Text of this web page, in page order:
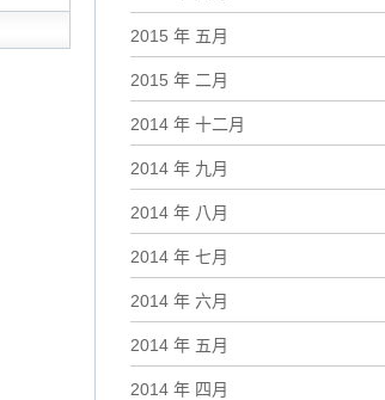
2015 年 五月
2015 年 二月
2014 年 十二月
2014 年 九月
2014 年 八月
2014 年 七月
2014 年 六月
2014 年 五月
2014 年 四月